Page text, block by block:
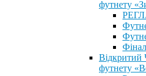
футнету
Відкритий
футнету